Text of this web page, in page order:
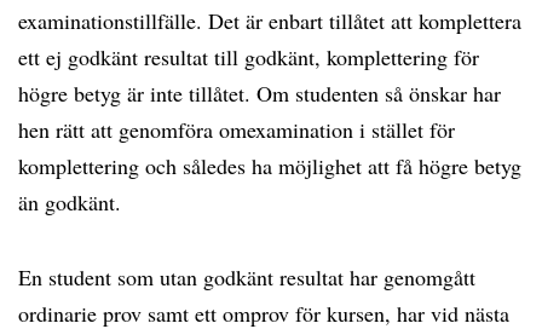
examinationstillfälle. Det är enbart tillåtet att komplettera
ett ej godkänt resultat till godkänt, komplettering för
högre betyg är inte tillåtet. Om studenten så önskar har
hen rätt att genomföra omexamination i stället för
komplettering och således ha möjlighet att få högre betyg
än godkänt.
En student som utan godkänt resultat har genomgått
ordinarie prov samt ett omprov för kursen, har vid nästa